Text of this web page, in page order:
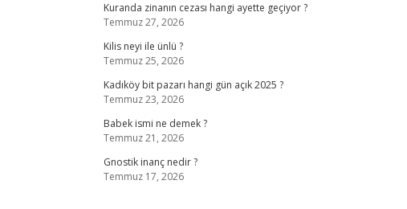
Kuranda zinanın cezası hangi ayette geçiyor ?
Temmuz 27, 2026
Kilis neyi ile ünlü ?
Temmuz 25, 2026
Kadıköy bit pazarı hangi gün açık 2025 ?
Temmuz 23, 2026
Babek ismi ne demek ?
Temmuz 21, 2026
Gnostik inanç nedir ?
Temmuz 17, 2026